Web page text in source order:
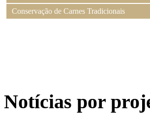
Conservação de Carnes Tradicionais
Notícias por